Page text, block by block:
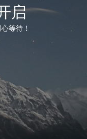
启
等待！